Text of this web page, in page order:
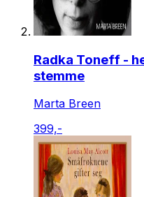
Radka Toneff -
stemme
Marta Breen
399,-